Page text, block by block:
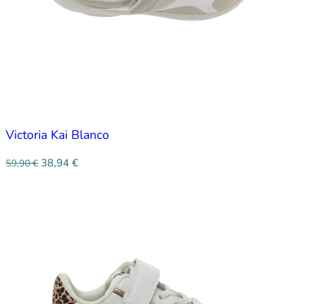
Victoria Kai Blanco
59,90€ 38,94 €